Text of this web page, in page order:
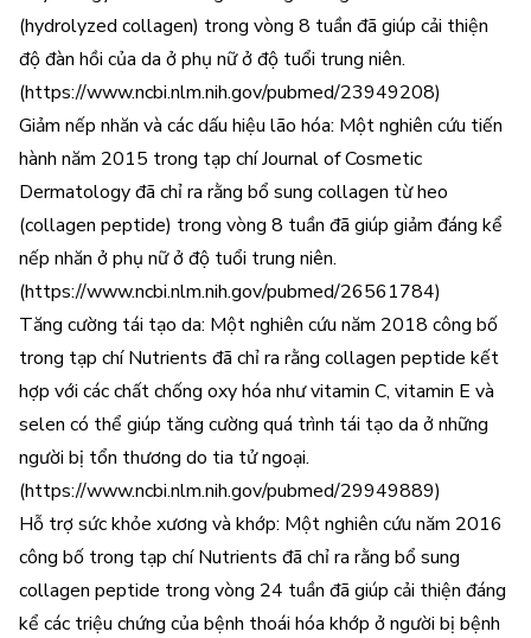
(hydrolyzed collagen) trong vòng 8 tuần đã giúp cải thiện
độ đàn hồi của da ở phụ nữ ở độ tuổi trung niên.
(https://www.ncbi.nlm.nih.gov/pubmed/23949208)
Giảm nếp nhăn và các dấu hiệu lão hóa: Một nghiên cứu tiến
hành năm 2015 trong tạp chí Journal of Cosmetic
Dermatology đã chỉ ra rằng bổ sung collagen từ heo
(collagen peptide) trong vòng 8 tuần đã giúp giảm đáng kể
nếp nhăn ở phụ nữ ở độ tuổi trung niên.
(https://www.ncbi.nlm.nih.gov/pubmed/26561784)
Tăng cường tái tạo da: Một nghiên cứu năm 2018 công bố
trong tạp chí Nutrients đã chỉ ra rằng collagen peptide kết
hợp với các chất chống oxy hóa như vitamin C, vitamin E và
selen có thể giúp tăng cường quá trình tái tạo da ở những
người bị tổn thương do tia tử ngoại.
(https://www.ncbi.nlm.nih.gov/pubmed/29949889)
Hỗ trợ sức khỏe xương và khớp: Một nghiên cứu năm 2016
công bố trong tạp chí Nutrients đã chỉ ra rằng bổ sung
collagen peptide trong vòng 24 tuần đã giúp cải thiện đáng
kể các triệu chứng của bệnh thoái hóa khớp ở người bị bệnh